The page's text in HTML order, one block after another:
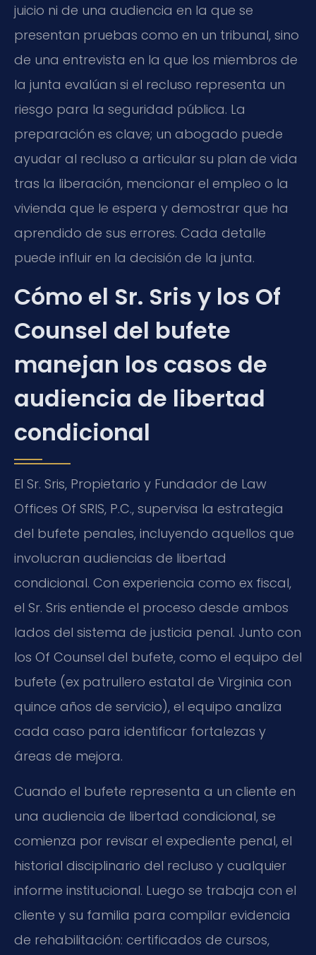
juicio ni de una audiencia en la que se
presentan pruebas como en un tribunal, sino
de una entrevista en la que los miembros de
la junta evalúan si el recluso representa un
riesgo para la seguridad pública. La
preparación es clave; un abogado puede
ayudar al recluso a articular su plan de vida
tras la liberación, mencionar el empleo o la
vivienda que le espera y demostrar que ha
aprendido de sus errores. Cada detalle
puede influir en la decisión de la junta.
Cómo el Sr. Sris y los Of
Counsel del bufete
manejan los casos de
audiencia de libertad
condicional
El Sr. Sris, Propietario y Fundador de Law
Offices Of SRIS, P.C., supervisa la estrategia
del bufete penales, incluyendo aquellos que
involucran audiencias de libertad
condicional. Con experiencia como ex fiscal,
el Sr. Sris entiende el proceso desde ambos
lados del sistema de justicia penal. Junto con
los Of Counsel del bufete, como el equipo del
bufete (ex patrullero estatal de Virginia con
quince años de servicio), el equipo analiza
cada caso para identificar fortalezas y
áreas de mejora.
Cuando el bufete representa a un cliente en
una audiencia de libertad condicional, se
comienza por revisar el expediente penal, el
historial disciplinario del recluso y cualquier
informe institucional. Luego se trabaja con el
cliente y su familia para compilar evidencia
de rehabilitación: certificados de cursos,